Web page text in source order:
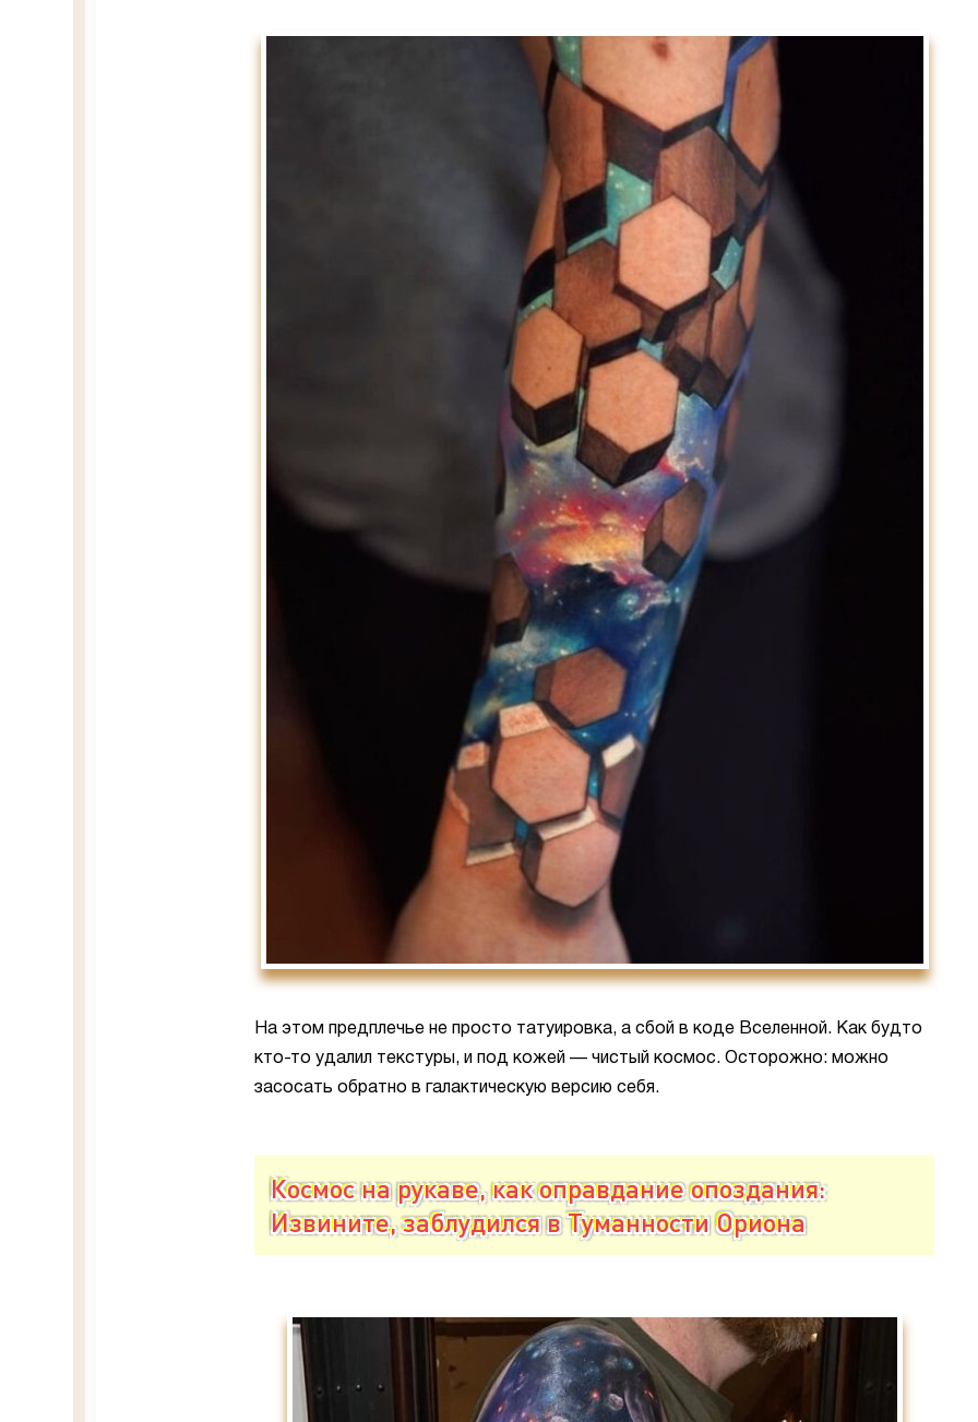
На этом предплечье не просто татуировка, а сбой в коде Вселенной. Как будто
кто-то удалил текстуры, и под кожей — чистый космос. Осторожно: можно
засосать обратно в галактическую версию себя.
Космос на рукаве, как оправдание опоздания:
Извините, заблудился в Туманности Ориона